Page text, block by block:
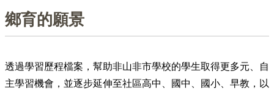
鄉育的願景
透過學習歷程檔案，幫助非山非市學校的學生取得更多元、自
主學習機會，並逐步延伸至社區高中、國中、國小、早教，以